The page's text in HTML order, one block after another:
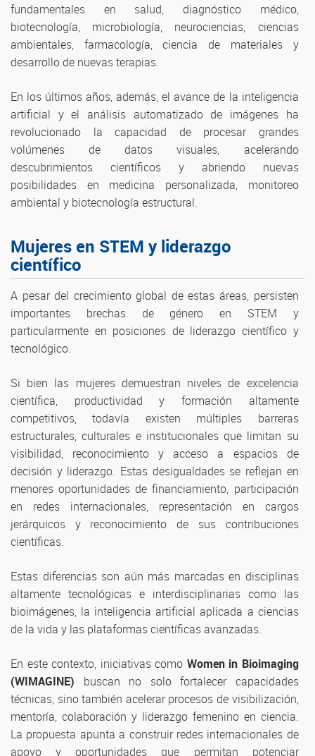
fundamentales en salud, diagnóstico médico,
biotecnología, microbiología, neurociencias, ciencias
ambientales, farmacología, ciencia de materiales y
desarrollo de nuevas terapias.
En los últimos años, además, el avance de la inteligencia
artificial y el análisis automatizado de imágenes ha
revolucionado la capacidad de procesar grandes
volúmenes de datos visuales, acelerando
descubrimientos científicos y abriendo nuevas
posibilidades en medicina personalizada, monitoreo
ambiental y biotecnología estructural.
Mujeres en STEM y liderazgo
científico
A pesar del crecimiento global de estas áreas, persisten
importantes brechas de género en STEM y
particularmente en posiciones de liderazgo científico y
tecnológico.
Si bien las mujeres demuestran niveles de excelencia
científica, productividad y formación altamente
competitivos, todavía existen múltiples barreras
estructurales, culturales e institucionales que limitan su
visibilidad, reconocimiento y acceso a espacios de
decisión y liderazgo. Estas desigualdades se reflejan en
menores oportunidades de financiamiento, participación
en redes internacionales, representación en cargos
jerárquicos y reconocimiento de sus contribuciones
científicas.
Estas diferencias son aún más marcadas en disciplinas
altamente tecnológicas e interdisciplinarias como las
bioimágenes, la inteligencia artificial aplicada a ciencias
de la vida y las plataformas científicas avanzadas.
En este contexto, iniciativas como Women in Bioimaging
(WIMAGINE) buscan no solo fortalecer capacidades
técnicas, sino también acelerar procesos de visibilización,
mentoría, colaboración y liderazgo femenino en ciencia.
La propuesta apunta a construir redes internacionales de
apoyo y oportunidades que permitan potenciar